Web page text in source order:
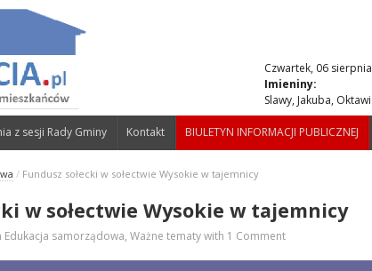
Czwartek, 06
Imieniny:
Slawy, Jakuba,
z sesji Rady Gminy Kontakt BIULETYN INFORMACJI PUBLICZNEJ
/ Fundusz sołecki w sołectwie Wysokie w tajemnicy
w sołectwie Wysokie w tajemnicy
Edukacja samorządowa, Ważne tematywith 1 Comment